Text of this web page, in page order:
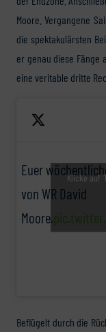
Moore. Vergangene
die spektakulärsten
er genau diese Fänge
eine veritable dritte
Euer
von WR David
Moore.
Klicke auf
Beflügelt durch die